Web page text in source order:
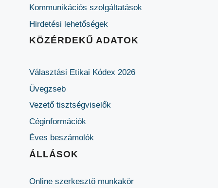
Kommunikációs szolgáltatások
Hirdetési lehetőségek
KÖZÉRDEKŰ ADATOK
Választási Etikai Kódex 2026
Üvegzseb
Vezető tisztségviselők
Céginformációk
Éves beszámolók
ÁLLÁSOK
Online szerkesztő munkakör